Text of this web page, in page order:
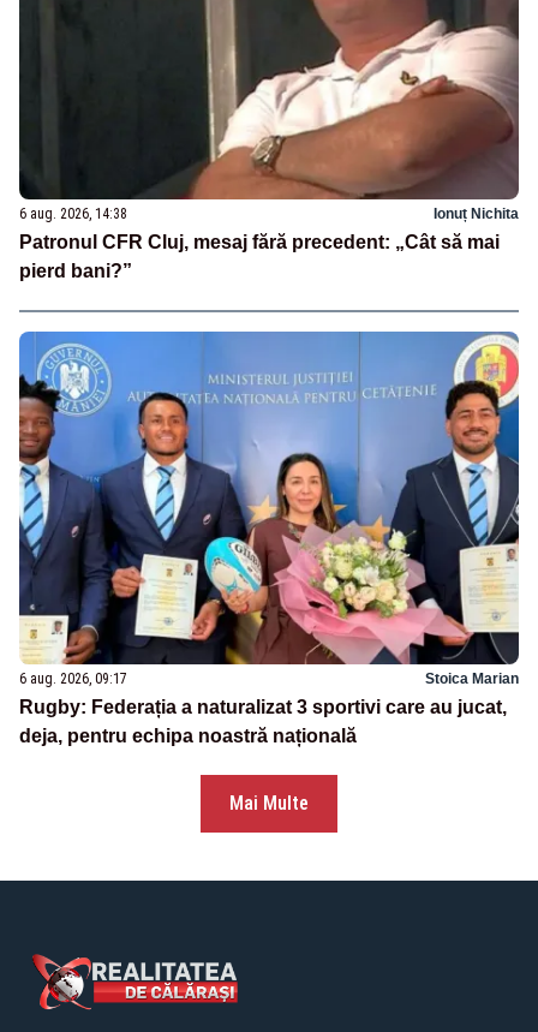
6 aug. 2026, 14:38 Ionuț Nichita
Patronul CFR Cluj, mesaj fără precedent: „Cât să mai
pierd bani?”
6 aug. 2026, 09:17 Stoica Marian
Rugby: Federația a naturalizat 3 sportivi care au jucat,
deja, pentru echipa noastră națională
Mai Multe